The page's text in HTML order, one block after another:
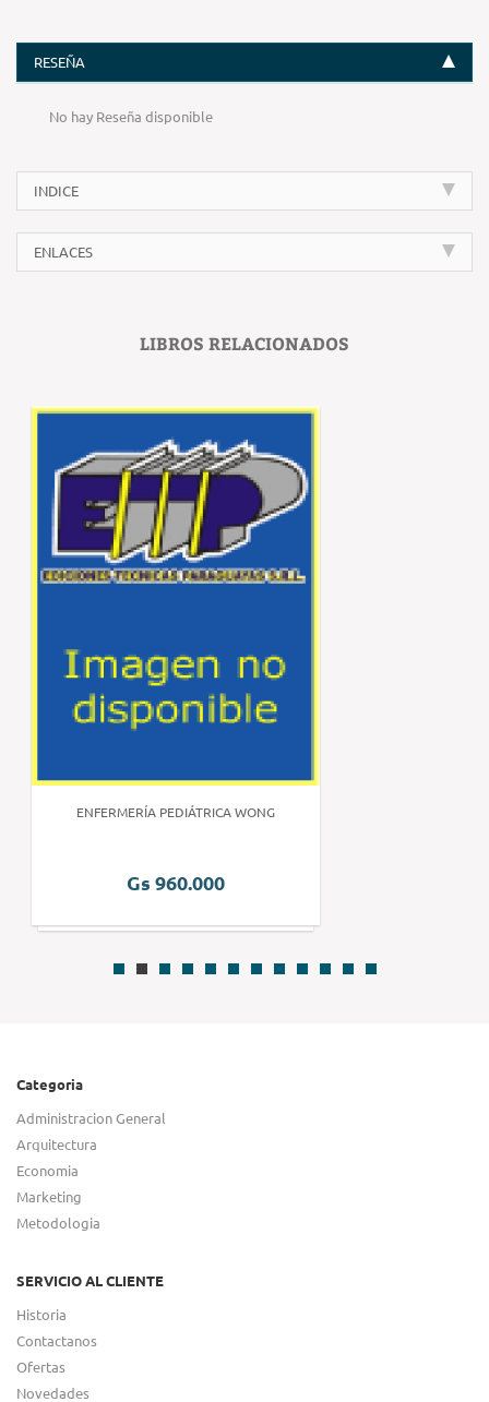
RESEÑA
No hay Reseña disponible
INDICE
ENLACES
LIBROS RELACIONADOS
ENFERMERÍA PEDIÁTRICA WONG
Gs 960.000
Categoria
Administracion General
Arquitectura
Economia
Marketing
Metodologia
SERVICIO AL CLIENTE
Historia
Contactanos
Ofertas
Novedades